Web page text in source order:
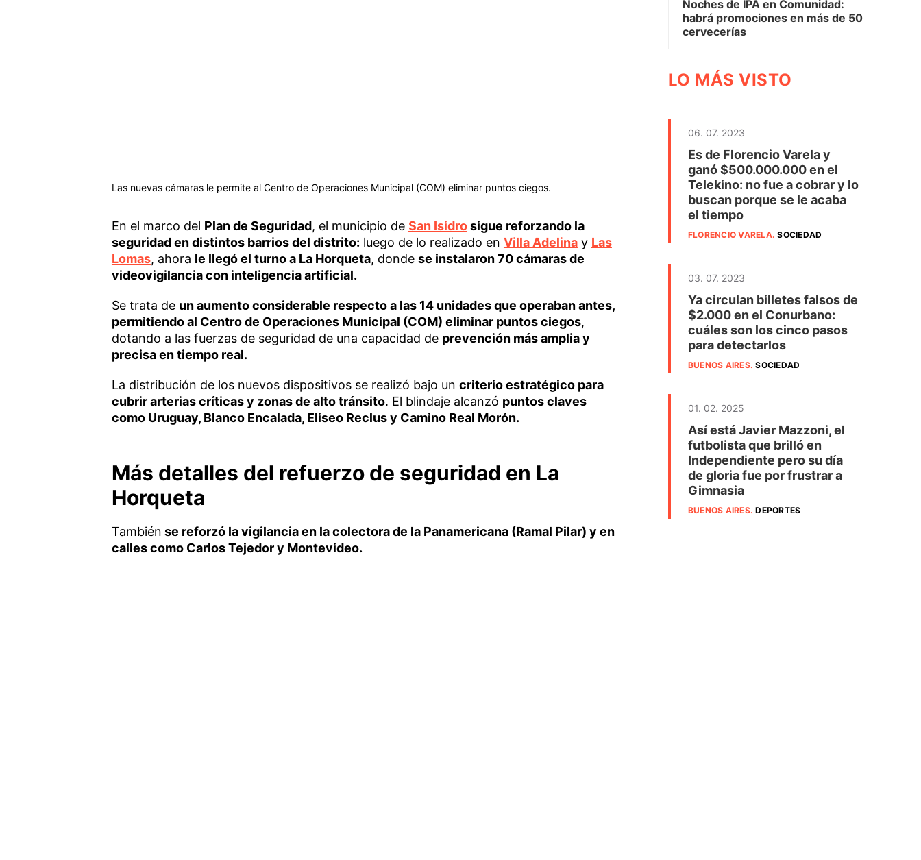
Las nuevas cámaras le permite al Centro de Operaciones Municipal (COM) eliminar puntos ciegos.
En el marco del Plan de Seguridad, el municipio de San Isidrosigue reforzando la
seguridad en distintos barrios del distrito: luego de lo realizado en Villa Adelinay Las
Lomas, ahora le llegó el turno a La Horqueta, donde se instalaron 70 cámaras de
videovigilancia con inteligencia artificial.
Se trata de un aumento considerable respecto a las 14 unidades que operaban antes,
permitiendo al Centro de Operaciones Municipal (COM) eliminar puntos ciegos,
dotando a las fuerzas de seguridad de una capacidad de prevención más amplia y
precisa en tiempo real.
La distribución de los nuevos dispositivos se realizó bajo un criterio estratégico para
cubrir arterias críticas y zonas de alto tránsito. El blindaje alcanzó puntos claves
como Uruguay, Blanco Encalada, Eliseo Reclus y Camino Real Morón.
Más detalles del refuerzo de seguridad en La
Horqueta
También se reforzó la vigilancia en la colectora de la Panamericana (Ramal Pilar) y en
calles como Carlos Tejedor y Montevideo.
Noches de IPA en Comunidad:
habrá promociones en más de 50
cervecerías
LO MÁS VISTO
06. 07. 2023
Es de Florencio Varela y
ganó $500.000.000 en el
Telekino: no fue a cobrar y lo
buscan porque se le acaba
el tiempo
FLORENCIO VARELA.SOCIEDAD
03. 07. 2023
Ya circulan billetes falsos de
$2.000 en el Conurbano:
cuáles son los cinco pasos
para detectarlos
BUENOS AIRES.SOCIEDAD
01. 02. 2025
Así está Javier Mazzoni, el
futbolista que brilló en
Independiente pero su día
de gloria fue por frustrar a
Gimnasia
BUENOS AIRES.DEPORTES